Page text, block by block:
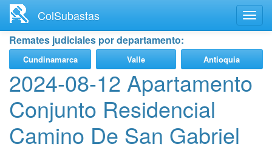
contenido
principal
ColSubastas
Remates judiciales por departamento:
Cundinamarca Valle Antioquia
2024-08-12 Apartamento
Conjunto Residencial
Camino De San Gabriel